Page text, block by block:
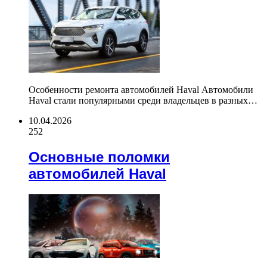
Особенности ремонта автомобилей Haval Автомобили
Haval стали популярными среди владельцев в разных…
10.04.2026
252
Основные поломки
автомобилей Haval